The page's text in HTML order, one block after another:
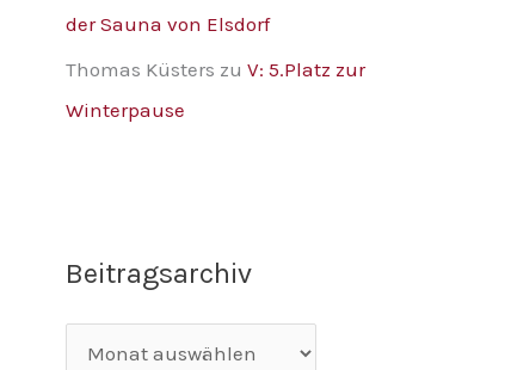
der Sauna von Elsdorf
Thomas Küsters zu V: 5.Platz zur
Winterpause
Beitragsarchiv